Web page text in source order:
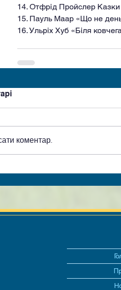
14. Отфрід Пройслер Казки
15. Пауль Маар «Що не
16. Ульріх Хуб «Біля
коментар...